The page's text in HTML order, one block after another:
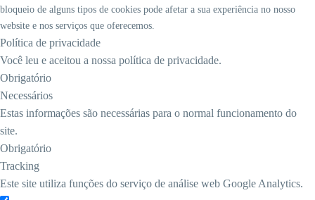
bloqueio de alguns tipos de cookies pode afetar a sua experiência no nosso
website e nos serviços que oferecemos.
Política de privacidade
Você leu e aceitou a nossa política de privacidade.
Obrigatório
Necessários
Estas informações são necessárias para o normal funcionamento do
site.
Obrigatório
Tracking
Este site utiliza funções do serviço de análise web Google Analytics.